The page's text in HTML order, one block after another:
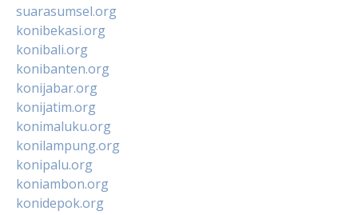
suarasumsel.org
konibekasi.org
konibali.org
konibanten.org
konijabar.org
konijatim.org
konimaluku.org
konilampung.org
konipalu.org
koniambon.org
konidepok.org